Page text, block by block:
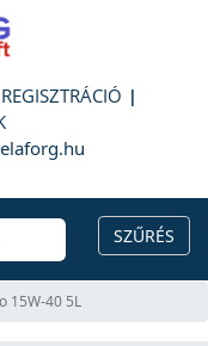
REGISZTRÁCIÓ
15W-40 5L